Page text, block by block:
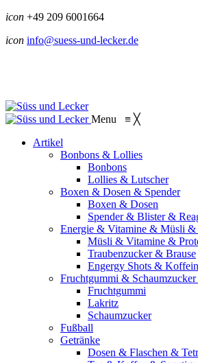
icon +49 209 6001664
icon info@suess-und-lecker.de
Menu ≡ ╳
Artikel
Bonbons & Lollies
Bonbons
Lollies & Lutscher
Boxen & Dosen & Spender
Boxen & Dosen
Spender & Blister &
Energie & Vitamine & Müsli &
Müsli & Vitamine &
Traubenzucker & Brause
Engergy Shots & Koffein
Fruchtgummi &
Fruchtgummi
Lakritz
Schaumzucker
Fußball
Getränke
Dosen & Flaschen &